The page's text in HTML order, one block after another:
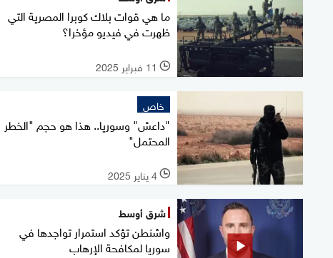
ما هي قوات بلاك كوبرا المصرية التي
ظهرت في فيديو مؤخرا؟
l 11 فبراير 2025
خاص
"داعش" وسوريا.. هذا هو حجم "الخطر
المحتمل"
l 4 يناير 2025
شرق أوسط
واشنطن تؤكد استمرار تواجدها في
سوريا لمكافحة الإرهاب